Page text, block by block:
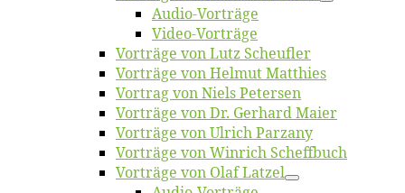
Au­dio-Vor­trä­ge
Vi­deo-Vor­trä­ge
Vor­trä­ge von Lutz Scheufler
Vor­trä­ge von Hel­mut Matthies
Vor­trag von Niels Petersen
Vor­trä­ge von Dr. Ger­hard Maier
Vor­trä­ge von Ul­rich Parzany
Vor­trä­ge von Win­rich Scheffbuch
Vor­trä­ge von Olaf Latzel